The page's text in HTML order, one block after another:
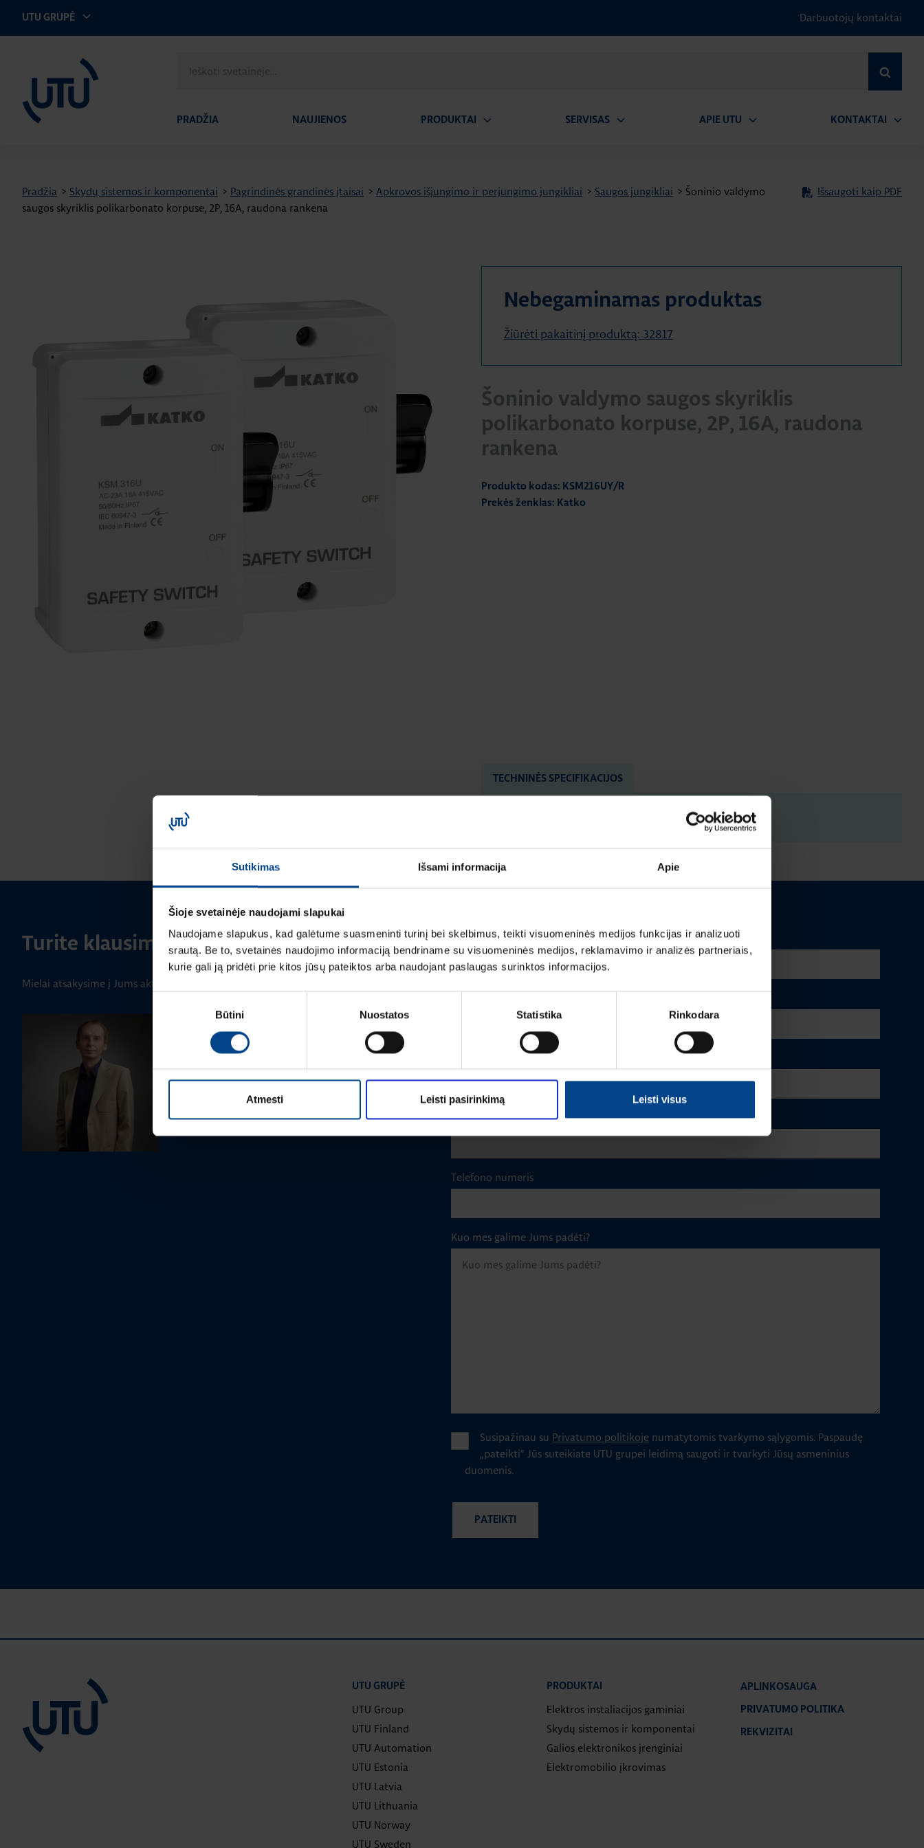
Sutikimas Išsami informacija Apie
Šioje svetainėje naudojami slapukai
Naudojame slapukus, kad galėtume suasmeninti turinį bei skelbimus, teikti visuomeninės medijos funkcijas ir analizuoti
srautą. Be to, svetainės naudojimo informaciją bendriname su visuomeninės medijos, reklamavimo ir analizės partneriais,
kurie gali ją pridėti prie kitos jūsų pateiktos arba naudojant paslaugas surinktos informacijos.
Būtini Nuostatos Statistika Rinkodara
Atmesti Leisti pasirinkimą Leisti visus
UTU GRUPĖ Darbuotojų kontaktai
svetainėje
PRADŽIA NAUJIENOS PRODUKTAI SERVISAS APIE UTU KONTAKTAI
Pradžia > Skydų sistemos ir komponentai > Pagrindinės grandinės įtaisai > Apkrovos išjungimo ir perjungimo jungikliai > Saugos jungikliai > Šoninio valdymo
saugos skyriklis polikarbonato korpuse, 2P, 16A, raudona rankena
Išsaugoti kaip PDF
Nebegaminamas produktas
Žiūrėti pakaitinį produktą: 32817
Šoninio valdymo saugos skyriklis
polikarbonato korpuse, 2P, 16A, raudona
rankena
Produkto kodas: KSM216UY/R
Prekės ženklas: Katko
TECHNINĖS SPECIFIKACIJOS
Turite klausimų? Susisiekite
Mielai atsakysime į Jums aktualius klausimus.
PRODUKTO VADOVAS
Rimvydas Biekša
rimvydas.bieksa@utugroup.com
Vardas*
El. paštas*
Telefono numeris
Kuo mes galime Jums padėti?
Susipažinau su Privatumo politikoje numatytomis tvarkymo sąlygomis. Paspaudę
„pateikti" Jūs suteikiate UTU grupei leidimą saugoti ir tvarkyti Jūsų asmeninius
duomenis.
UTU GRUPĖ
UTU Group
UTU Finland
UTU Automation
UTU Estonia
UTU Latvia
UTU Lithuania
UTU Norway
UTU Sweden
PRODUKTAI
Elektros instaliacijos gaminiai
Skydų sistemos ir komponentai
Galios elektronikos įrenginiai
Elektromobilio įkrovimas
APLINKOSAUGA
PRIVATUMO POLITIKA
REKVIZITAI